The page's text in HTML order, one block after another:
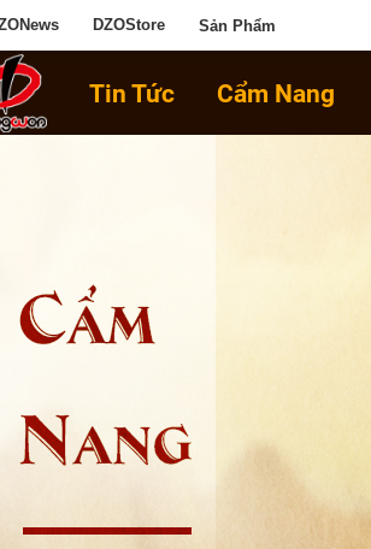
DZOStore Sản Phẩm
Tin Tức Cẩm